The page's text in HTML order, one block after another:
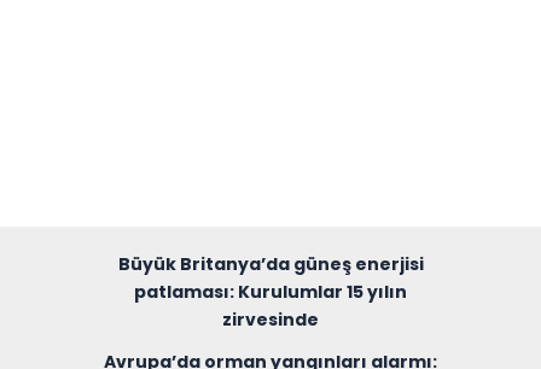
Büyük Britanya’da güneş enerjisi
patlaması: Kurulumlar 15 yılın
zirvesinde
Avrupa’da orman yangınları alarmı: